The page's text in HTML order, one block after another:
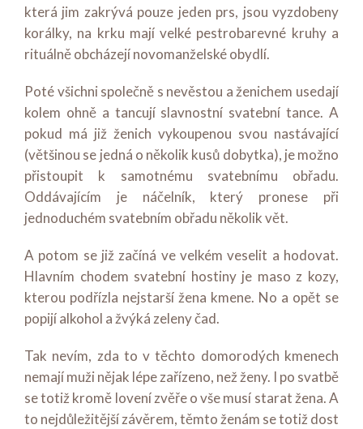
která jim zakrývá pouze jeden prs, jsou vyzdobeny
korálky, na krku mají velké pestrobarevné kruhy a
rituálně obcházejí novomanželské obydlí.
Poté všichni společně s nevěstou a ženichem usedají
kolem ohně a tancují slavnostní svatební tance. A
pokud má již ženich vykoupenou svou nastávající
(většinou se jedná o několik kusů dobytka), je možno
přistoupit k samotnému svatebnímu obřadu.
Oddávajícím je náčelník, který pronese při
jednoduchém svatebním obřadu několik vět.
A potom se již začíná ve velkém veselit a hodovat.
Hlavním chodem svatební hostiny je maso z kozy,
kterou podřízla nejstarší žena kmene. No a opět se
popijí alkohol a žvýká zeleny čad.
Tak nevím, zda to v těchto domorodých kmenech
nemají muži nějak lépe zařízeno, než ženy. I po svatbě
se totiž kromě lovení zvěře o vše musí starat žena. A
to nejdůležitější závěrem, těmto ženám se totiž dost